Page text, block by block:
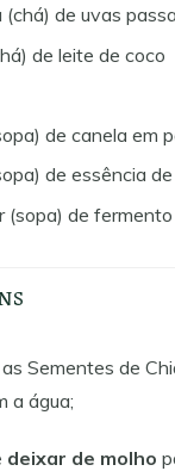
(chá) de uvas
de leite de coco
de canela em
de essência
(sopa) de
Sementes de
a água;
deixar de molho